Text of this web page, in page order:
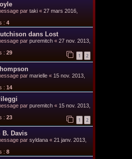
par taki « 27 mars 2016,
: 4
dans Lost
par puremitch « 27 nov. 2013,
: 29 1 2
par marielle « 15 nov. 2013,
: 14
par puremitch « 15 nov. 2013,
: 23 1 2
B. Davis
par syldana « 21 janv. 2013,
: 8